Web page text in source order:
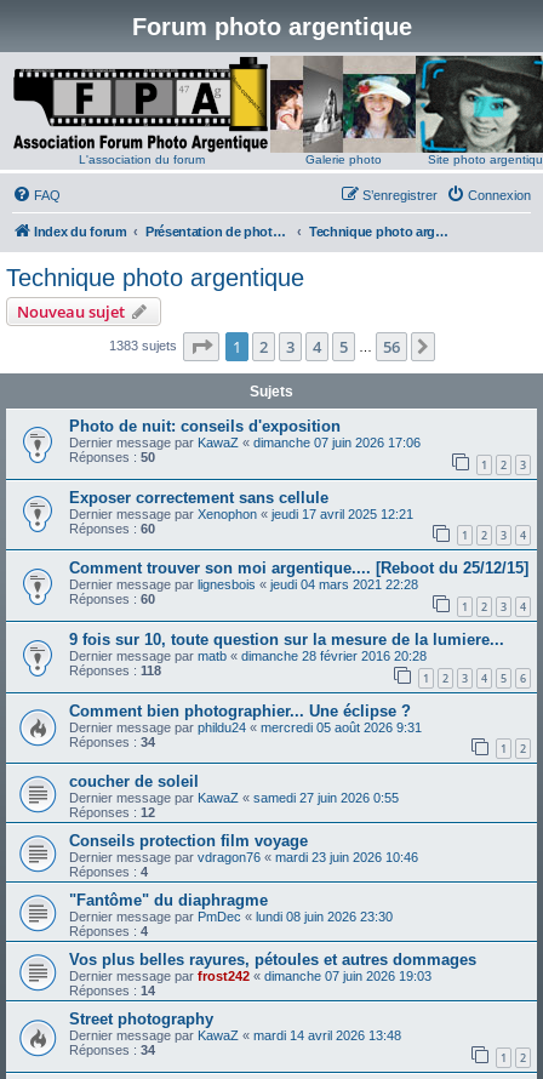
Forum photo argentique
L'association du forum Galerie photo Site photo
FAQ Connexion
S’enregistrer
Index du forum Présentation de photos argentiques Technique photo argentique
Technique photo argentique
Nouveau sujet
1383 sujets Page 1sur56
1 2 3 4 5 56
Sujets
Photo de nuit: conseils d'exposition
Dernier message par KawaZ « dimanche 07 juin 2026 17:06
Réponses : 50 1 2 3
Exposer correctement sans cellule
Dernier message par Xenophon « jeudi 17 avril 2025 12:21
Réponses : 60 1 2 3 4
Comment trouver son moi argentique.... [Reboot du 25/12/15]
Dernier message par lignesbois « jeudi 04 mars 2021 22:28
Réponses : 60 1 2 3 4
9 fois sur 10, toute question sur la mesure de la lumiere...
Dernier message par matb « dimanche 28 février 2016 20:28
Réponses : 118 1 2 3 4 5 6
Comment bien photographier... Une éclipse ?
Dernier message par phildu24 « mercredi 05 août 2026 9:31
Réponses : 34 1 2
coucher de soleil
Dernier message par KawaZ « samedi 27 juin 2026 0:55
Réponses : 12
Conseils protection film voyage
Dernier message par vdragon76 « mardi 23 juin 2026 10:46
Réponses : 4
"Fantôme" du diaphragme
Dernier message par PmDec « lundi 08 juin 2026 23:30
Réponses : 4
Vos plus belles rayures, pétoules et autres dommages
Dernier message par frost242 « dimanche 07 juin 2026 19:03
Réponses : 14
Street photography
Dernier message par KawaZ « mardi 14 avril 2026 13:48
Réponses : 34 1 2